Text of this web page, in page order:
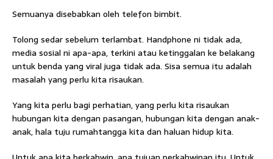
Semuanya disebabkan oleh telefon bimbit.
Tolong sedar sebelum terlambat. Handphone ni tidak ada,
media sosial ni apa-apa, terkini atau ketinggalan ke belakang
untuk benda yang viral juga tidak ada. Sisa semua itu adalah
masalah yang perlu kita risaukan.
Yang kita perlu bagi perhatian, yang perlu kita risaukan
hubungan kita dengan pasangan, hubungan kita dengan anak-
anak, hala tuju rumahtangga kita dan haluan hidup kita.